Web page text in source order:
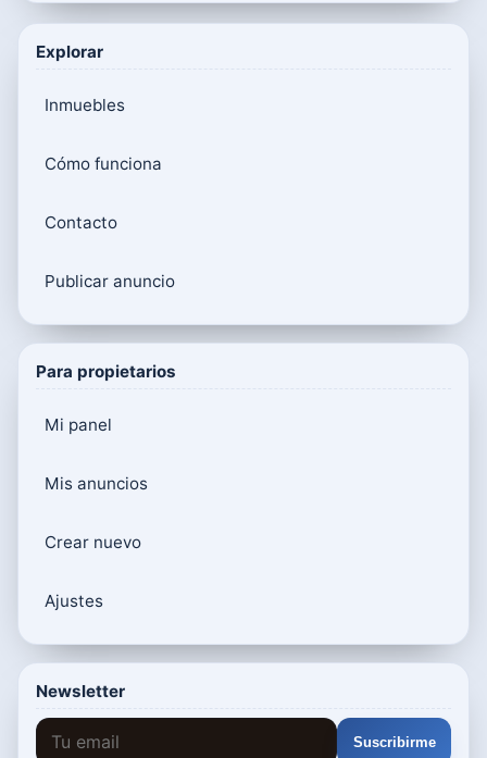
Explorar
Inmuebles
Cómo funciona
Contacto
Publicar anuncio
Para propietarios
Mi panel
Mis anuncios
Crear nuevo
Ajustes
Newsletter
Suscribirme